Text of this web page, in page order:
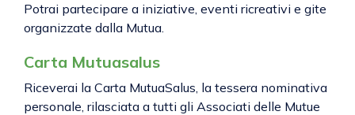
Potrai partecipare a iniziative, eventi ricreativi e gite
organizzate dalla Mutua.
Carta Mutuasalus
Riceverai la Carta MutuaSalus, la tessera nominativa
personale, rilasciata a tutti gli Associati delle Mutue